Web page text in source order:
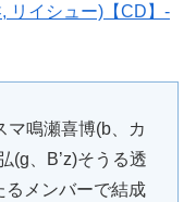
リイシュー)【CD】-
マ鳴瀬喜博(b、カ
(g、B’z)そうる透
るメンバーで結成